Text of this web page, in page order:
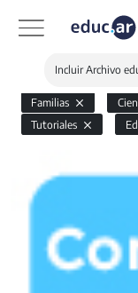
Incluir Archivo
Familias
Tutoriales